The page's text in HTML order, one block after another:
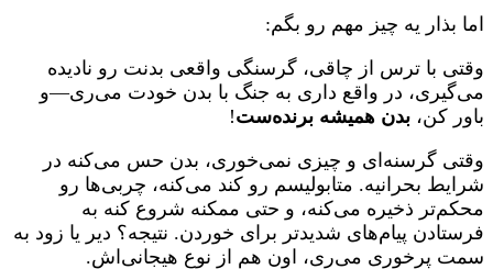
اما بذار یه چیز مهم رو بگم:
وقتی با ترس از چاقی، گرسنگی واقعی بدنت رو نادیده
می‌گیری، در واقع داری به جنگ با بدن خودت می‌ری—و
باور کن، بدن همیشه برنده‌ست!
وقتی گرسنه‌ای و چیزی نمی‌خوری، بدن حس می‌کنه در
شرایط بحرانیه. متابولیسم رو کند می‌کنه، چربی‌ها رو
محکم‌تر ذخیره می‌کنه، و حتی ممکنه شروع کنه به
فرستادن پیام‌های شدیدتر برای خوردن. نتیجه؟ دیر یا زود به
سمت پرخوری می‌ری، اون هم از نوع هیجانی‌اش.